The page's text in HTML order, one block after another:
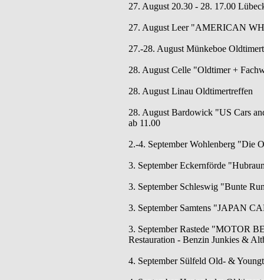
27. August 20.30 - 28. 17.00
27. August Leer "AMERICAN
27.-28. August Münkeboe
28. August Celle "Oldtimer +
28. August Linau Oldtimertreffen
28. August Bardowick "US Cars
ab 11.00
2.-4. September Wohlenberg "Die
3. September Eckernförde
3. September Schleswig "Bunte
3. September Samtens "JAPAN
3. September Rastede "MOTOR
Restauration - Benzin Junkies &
4. September Sülfeld Old- &